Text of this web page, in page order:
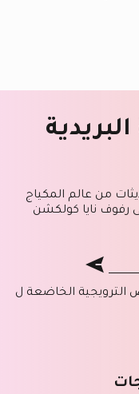
من عالم المكياج
رفوف نايا كولكشن
الترويجية الخاضعة ل